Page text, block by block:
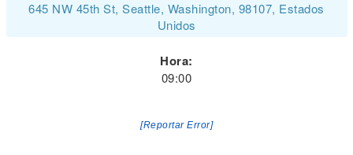
645 NW 45th St, Seattle, Washington, 98107, Estados
Unidos
Hora:
09:00
[Reportar Error]